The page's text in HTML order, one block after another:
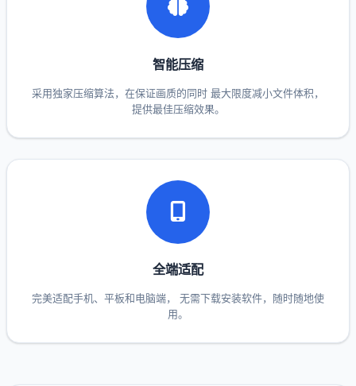
智能压缩
采用独家压缩算法，在保证画质的同时 最大限度减小文件体积，
提供最佳压缩效果。
全端适配
完美适配手机、平板和电脑端， 无需下载安装软件，随时随地使
用。